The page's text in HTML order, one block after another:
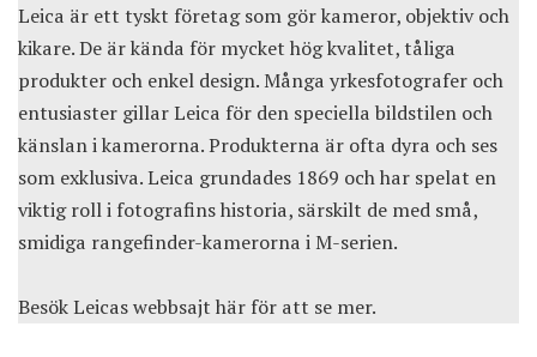
Leica är ett tyskt företag som gör kameror, objektiv och
kikare. De är kända för mycket hög kvalitet, tåliga
produkter och enkel design. Många yrkesfotografer och
entusiaster gillar Leica för den speciella bildstilen och
känslan i kamerorna. Produkterna är ofta dyra och ses
som exklusiva. Leica grundades 1869 och har spelat en
viktig roll i fotografins historia, särskilt de med små,
smidiga rangefinder-kamerorna i M-serien.
Besök Leicas webbsajt här för att se mer.